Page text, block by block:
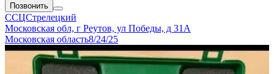
Позвонить
ССЦСтрелецкий
Московская обл, г Реутов, ул Победы, д 31А
Московская область8/24/25